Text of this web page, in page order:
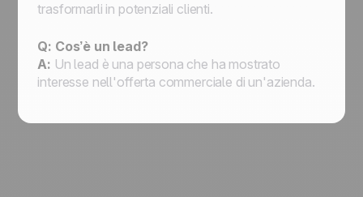
trasformarli in potenziali clienti.
Q: Cos’è un lead?
A: Un lead è una persona che ha mostrato
interesse nell'offerta commerciale di un'azienda.